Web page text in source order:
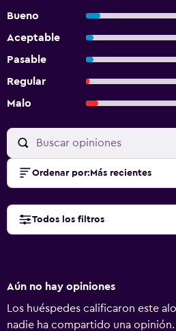
Bueno
Aceptable
Pasable
Regular
Malo
Ordenar por: Más recientes
Todos los filtros
Aún no hay opiniones
Los huéspedes calificaron este
nadie ha compartido una opinión.